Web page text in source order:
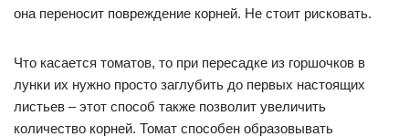
она переносит повреждение корней. Не стоит рисковать.
Что касается томатов, то при пересадке из горшочков в
лунки их нужно просто заглубить до первых настоящих
листьев – этот способ также позволит увеличить
количество корней. Томат способен образовывать